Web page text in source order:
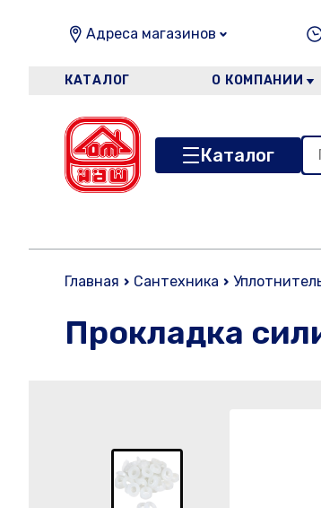
Адреса магазинов
КАТАЛОГ О КОМПАНИИ
Каталог
Главная Сантехника
Прокладка